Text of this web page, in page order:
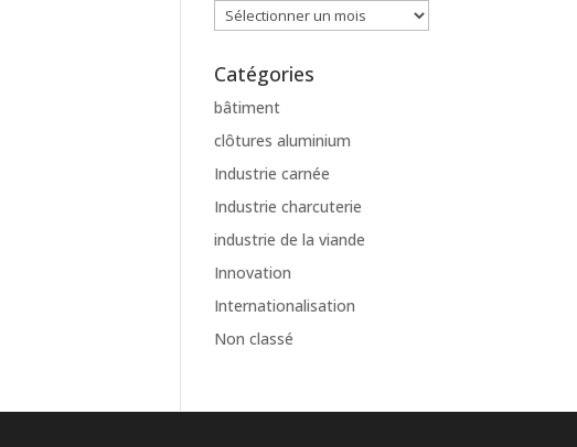
Archives
Catégories
bâtiment
clôtures aluminium
Industrie carnée
Industrie charcuterie
industrie de la viande
Innovation
Internationalisation
Non classé